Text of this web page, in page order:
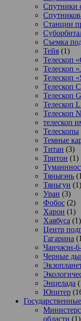
Спутники
Станции
Съемка
Тейя (1)
Телескоп
Телескоп
Телескоп
Телескоп
Телескоп
Телескоп
Телескоп
телескоп
Телескопы
Темные
Титан (3)
Тритон (1)
Тяньвэнь
Тяньгун (1)
Уран (3)
Фобос (2)
Харон (1)
Хаябуса (1)
Центр
Гагарина
Чанчжэн-
Черные
Энцелада
Юпитер
области (1)